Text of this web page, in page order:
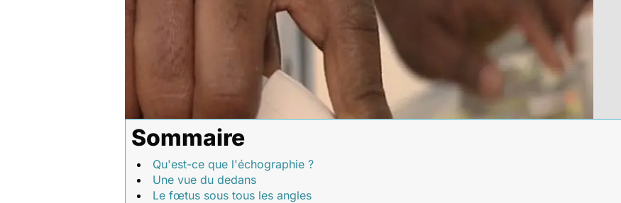
Sommaire
Qu'est-ce que l'échographie ?
Une vue du dedans
Le fœtus sous tous les angles